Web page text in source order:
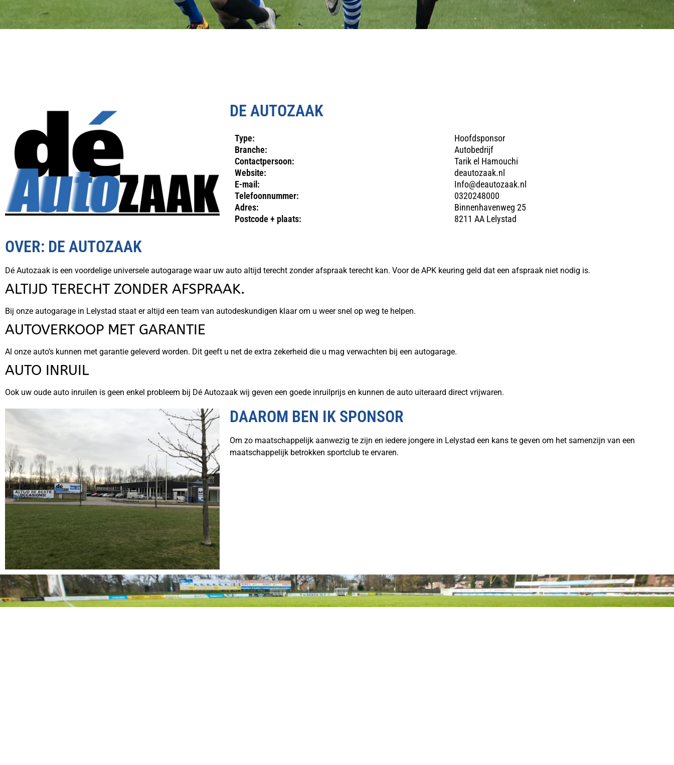
DE AUTOZAAK
Type:
Branche:
Contactpersoon:
Website:
E-mail:
Telefoonnummer:
Adres:
Postcode + plaats:
Hoofdsponsor
Autobedrijf
Tarik el Hamouchi
deautozaak.nl
Info@deautozaak.nl
0320248000
Binnenhavenweg 25
8211 AA Lelystad
OVER: DE AUTOZAAK
Dé Autozaak is een voordelige universele autogarage waar uw auto altijd terecht zonder afspraak terecht kan. Voor de APK keuring geld dat een afspraak niet nodig is.
ALTIJD TERECHT ZONDER AFSPRAAK.
Bij onze autogarage in Lelystad staat er altijd een team van autodeskundigen klaar om u weer snel op weg te helpen.
AUTOVERKOOP MET GARANTIE
Al onze auto’s kunnen met garantie geleverd worden. Dit geeft u net de extra zekerheid die u mag verwachten bij een autogarage.
AUTO INRUIL
Ook uw oude auto inruilen is geen enkel probleem bij Dé Autozaak wij geven een goede inruilprijs en kunnen de auto uiteraard direct vrijwaren.
DAAROM BEN IK SPONSOR
Om zo maatschappelijk aanwezig te zijn en iedere jongere in Lelystad een kans te geven om het samenzijn van een
maatschappelijk betrokken sportclub te ervaren.